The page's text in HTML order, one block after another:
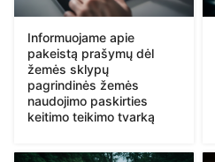
Informuojame apie
pakeistą prašymų dėl
žemės sklypų
pagrindinės žemės
naudojimo paskirties
keitimo teikimo tvarką